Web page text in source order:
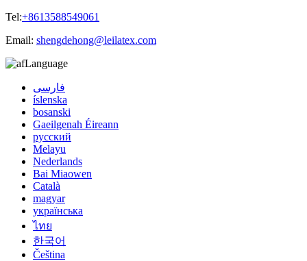
Tel:+8613588549061
Email: shengdehong@leilatex.com
Language
فارسی
íslenska
bosanski
Gaeilgenah Éireann
русский
Melayu
Nederlands
Bai Miaowen
Català
magyar
українська
ไทย
한국어
Čeština